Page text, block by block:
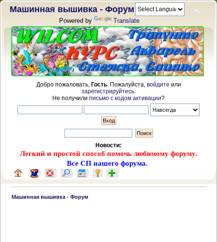
Машинная вышивка - Форум
Powered by Translate
Добро пожаловать, Гость. Пожалуйста, войдите или
зарегистрируйтесь
Не получили письмо с кодом активации?
Новости:
Легкий и простой способ помочь любимому форуму.
Все СП нашего форума.
Машинная вышивка - Форум